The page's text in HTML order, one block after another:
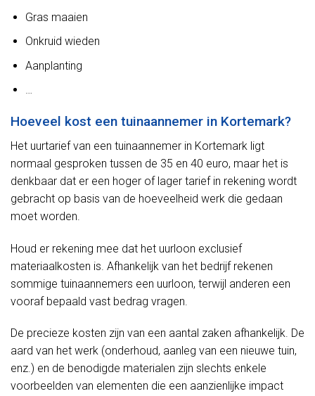
Gras maaien
Onkruid wieden
Aanplanting
…
Hoeveel kost een tuinaannemer in Kortemark?
Het uurtarief van een tuinaannemer in Kortemark ligt
normaal gesproken tussen de 35 en 40 euro, maar het is
denkbaar dat er een hoger of lager tarief in rekening wordt
gebracht op basis van de hoeveelheid werk die gedaan
moet worden.
Houd er rekening mee dat het uurloon exclusief
materiaalkosten is. Afhankelijk van het bedrijf rekenen
sommige tuinaannemers een uurloon, terwijl anderen een
vooraf bepaald vast bedrag vragen.
De precieze kosten zijn van een aantal zaken afhankelijk. De
aard van het werk (onderhoud, aanleg van een nieuwe tuin,
enz.) en de benodigde materialen zijn slechts enkele
voorbeelden van elementen die een aanzienlijke impact